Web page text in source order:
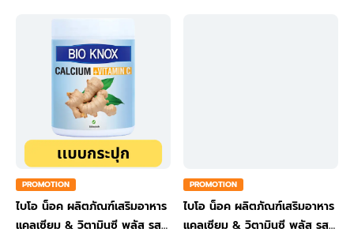
PROMOTION
ไบโอ น็อค ผลิตภัณฑ์เสริมอาหาร
แคลเซียม & วิตามินซี พลัส รส
PROMOTION
ไบโอ น็อค ผลิตภัณฑ์เสริมอาหาร
แคลเซียม & วิตามินซี พลัส รส